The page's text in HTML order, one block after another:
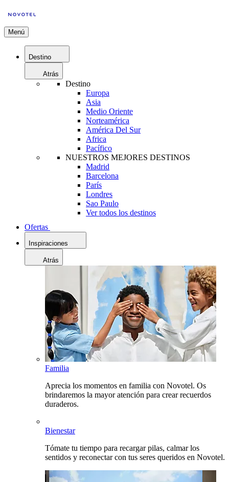
Menú
Destino
Atrás
Destino
Europa
Asia
Medio Oriente
Norteamérica
América Del Sur
Africa
Pacífico
NUESTROS MEJORES DESTINOS
Madrid
Barcelona
París
Londres
Sao Paulo
Ver todos los destinos
Ofertas
Inspiraciones
Atrás
Familia
Aprecia los momentos en familia con Novotel. Os
brindaremos la mayor atención para crear recuerdos
duraderos.
Bienestar
Tómate tu tiempo para recargar pilas, calmar los
sentidos y reconectar con tus seres queridos en Novotel.